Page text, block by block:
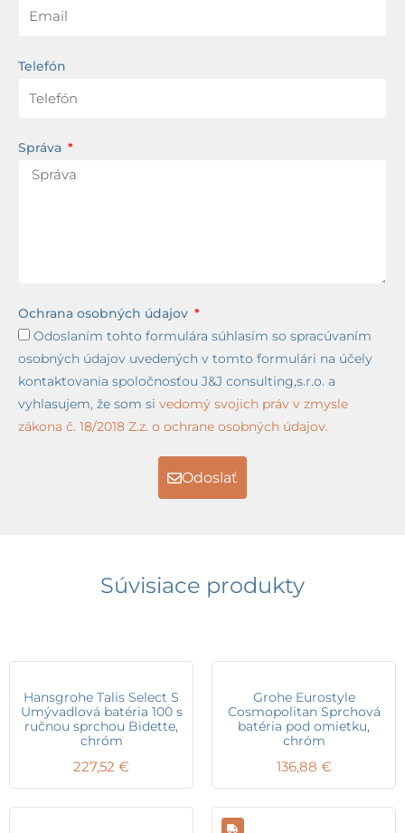
Telefón
Správa
Ochrana osobných údajov
Odoslaním tohto formulára súhlasím so spracúvaním
osobných údajov uvedených v tomto formulári na účely
kontaktovania spoločnosťou J&J consulting,s.r.o. a
vyhlasujem, že som si vedomý svojich práv v zmysle
zákona č. 18/2018 Z.z. o ochrane osobných údajov.
Odoslať
Súvisiace produkty
Hansgrohe Talis Select S
Umývadlová batéria 100 s
ručnou sprchou Bidette,
chróm
227,52 €
Grohe Eurostyle
Cosmopolitan Sprchová
batéria pod omietku,
chróm
136,88 €